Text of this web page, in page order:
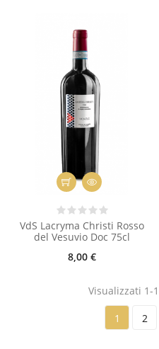
VdS Lacryma Christi Rosso
del Vesuvio Doc 75cl
8,00 €
Visualizzati 1-
1 2